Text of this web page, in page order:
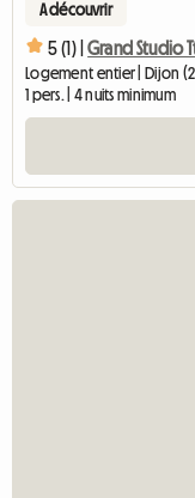
A découvrir
5 (1) | Grand Studio
Logement entier | Dijon
1 pers. | 4 nuits minimum